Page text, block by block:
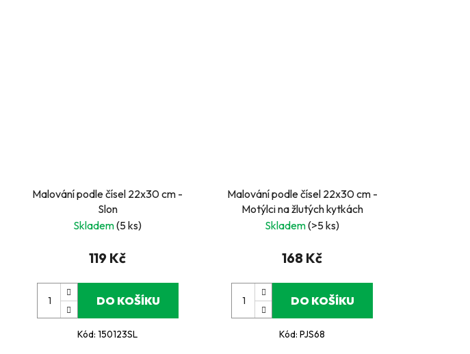
Malování podle čísel 22x30 cm -
Slon
Skladem(5 ks)
119 Kč
DO KOŠÍKU
Kód:150123SL
Malování podle čísel 22x30 cm -
Motýlci na žlutých kytkách
Skladem(>5 ks)
168 Kč
DO KOŠÍKU
Kód:PJS68